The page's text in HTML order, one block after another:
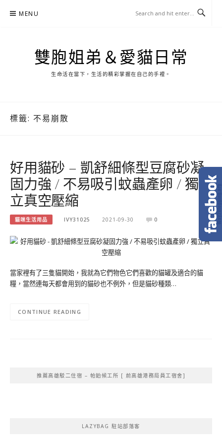
MENU
雙胞姐弟＆愛貓日常
生命活在當下，生活的精彩掌握在自己的手裡。
標籤: 不易崩散
好用貓砂 – 凱舒細條型豆腐砂凝
固力強 / 不易吸引蚊蟲產卵 / 獨
立真空壓縮
貓咪生活用品 IVY31025 2021-09-30 0
當家裡有了三隻貓開始，我就為它們物色它們喜歡的貓罐及適合的貓
糧，當然連每天都會用到的貓砂也不例外，但是貓砂種類…
CONTINUE READING
推薦高雄駁二住宿 – 帕鉑候工所 [ 前高雄港務局員工宿舍]
LAZYBAG 駐站部落客